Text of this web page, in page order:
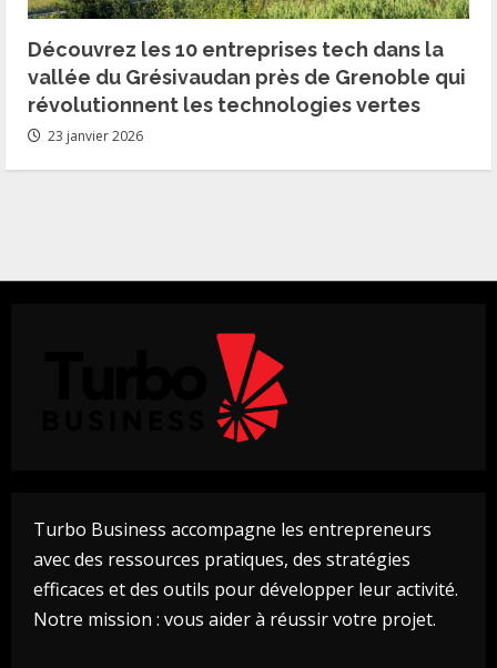
Découvrez les 10 entreprises tech dans la
vallée du Grésivaudan près de Grenoble qui
révolutionnent les technologies vertes
23 janvier 2026
Turbo Business accompagne les entrepreneurs
avec des ressources pratiques, des stratégies
efficaces et des outils pour développer leur activité.
Notre mission : vous aider à réussir votre projet.